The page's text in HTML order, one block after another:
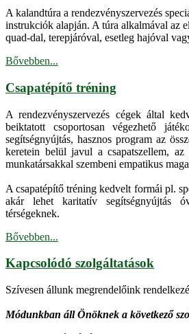
A kalandtúra a rendezvényszervezés
instrukciók alapján. A túra alkalmával az
quad-dal, terepjáróval, esetleg hajóval
Bővebben...
Csapatépítő tréning
A rendezvényszervezés cégek által
beiktatott csoportosan végezhető
segítségnyújtás, hasznos program az
keretein belül javul a csapatszellem,
munkatársakkal szembeni empatikus
A csapatépítő tréning kedvelt formái pl.
akár lehet karitatív segítségnyújtás
térségeknek.
Bővebben...
Kapcsolódó szolgáltatások
Szívesen állunk megrendelőink
Módunkban áll Önöknek a következő